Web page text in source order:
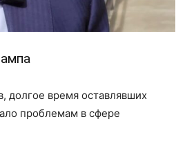
долгое время оставлявших
проблемам в сфере